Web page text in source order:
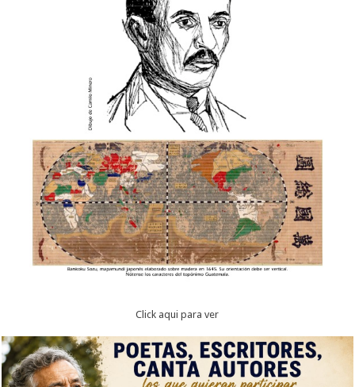
Click aqui para ver